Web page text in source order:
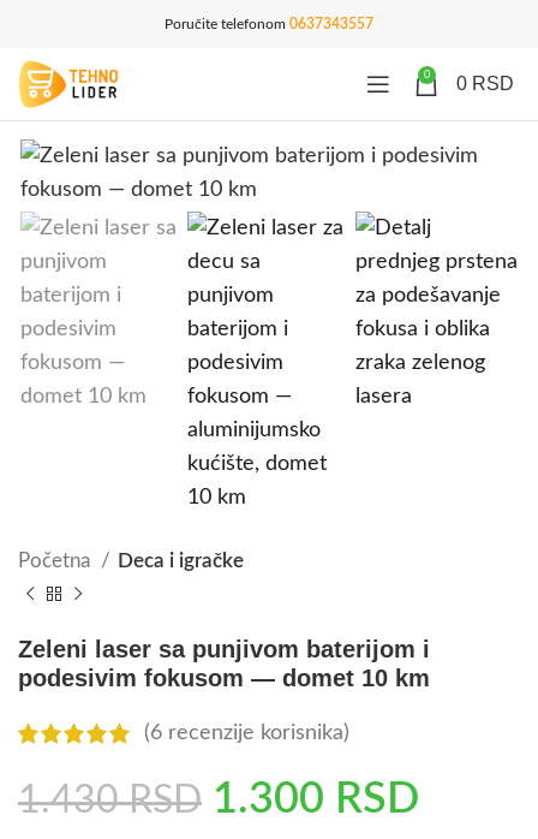
Poručite telefonom 0637343557
0 0 RSD
Početna Deca i igračke
Zeleni laser sa punjivom baterijom i
podesivim fokusom — domet 10 km
(6 recenzije korisnika)
1.430RSD 1.300 RSD